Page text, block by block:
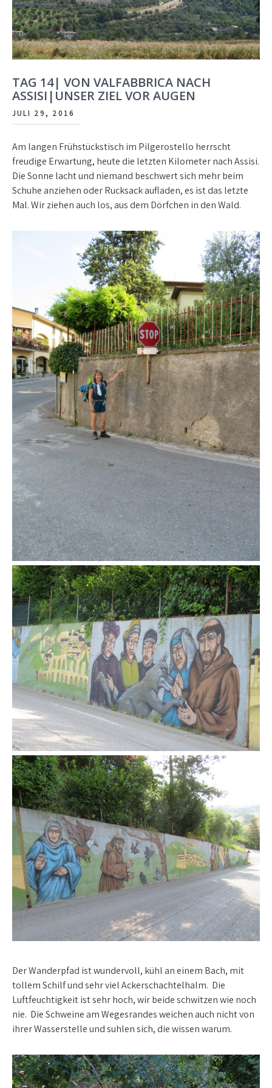
TAG 14| VON VALFABBRICA NACH
ASSISI|UNSER ZIEL VOR AUGEN
JULI 29, 2016
Am langen Frühstückstisch im Pilgerostello herrscht
freudige Erwartung, heute die letzten Kilometer nach Assisi.
Die Sonne lacht und niemand beschwert sich mehr beim
Schuhe anziehen oder Rucksack aufladen, es ist das letzte
Mal. Wir ziehen auch los, aus dem Dörfchen in den Wald.
Der Wanderpfad ist wundervoll, kühl an einem Bach, mit
tollem Schilf und sehr viel Ackerschachtelhalm. Die
Luftfeuchtigkeit ist sehr hoch, wir beide schwitzen wie noch
nie. Die Schweine am Wegesrandes weichen auch nicht von
ihrer Wasserstelle und suhlen sich, die wissen warum.